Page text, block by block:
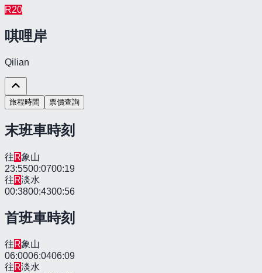
R20
唭哩岸
Qilian
旅程時間 票價查詢
末班車時刻
往R象山
23:5500:0700:19
往R淡水
00:3800:4300:56
首班車時刻
往R象山
06:0006:0406:09
往R淡水